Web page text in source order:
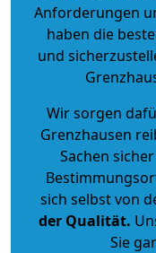
Anforderungen
haben die
und
Wir sorgen
Grenzhausen
Sachen
sich selbst von
der Qualität.
Sie